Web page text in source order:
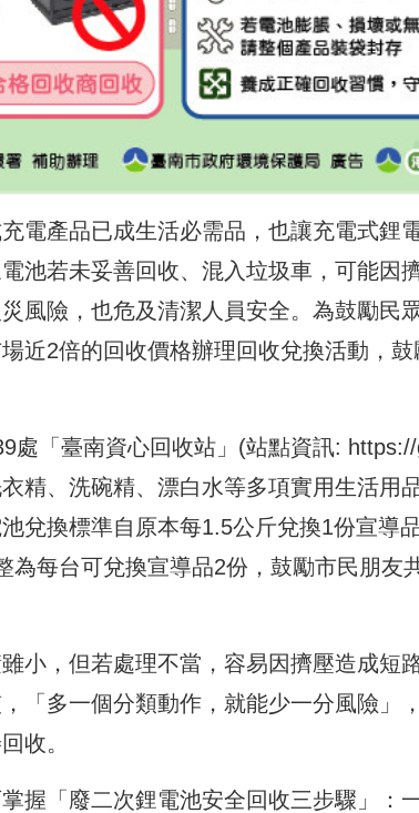
電產品已成生活必需品，也讓充電式鋰
池若未妥善回收、混入垃圾車，可能因
風險，也危及清潔人員安全。為鼓勵民
近2倍的回收價格辦理回收兌換活動，
處「臺南資心回收站」(站點資訊:
精、洗碗精、漂白水等多項實用生活用
兌換標準自原本每1.5公斤兌換1份宣導
為每台可兌換宣導品2份，鼓勵市民朋友
小，但若處理不當，容易因擠壓造成短
「多一個分類動作，就能少一分風險」
收。
握「廢二次鋰電池安全回收三步驟」：